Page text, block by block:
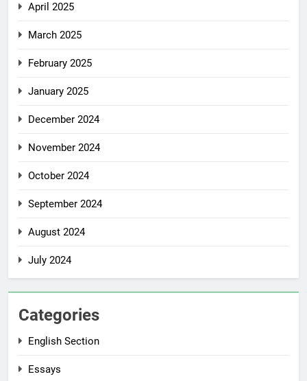
April 2025
March 2025
February 2025
January 2025
December 2024
November 2024
October 2024
September 2024
August 2024
July 2024
Categories
English Section
Essays